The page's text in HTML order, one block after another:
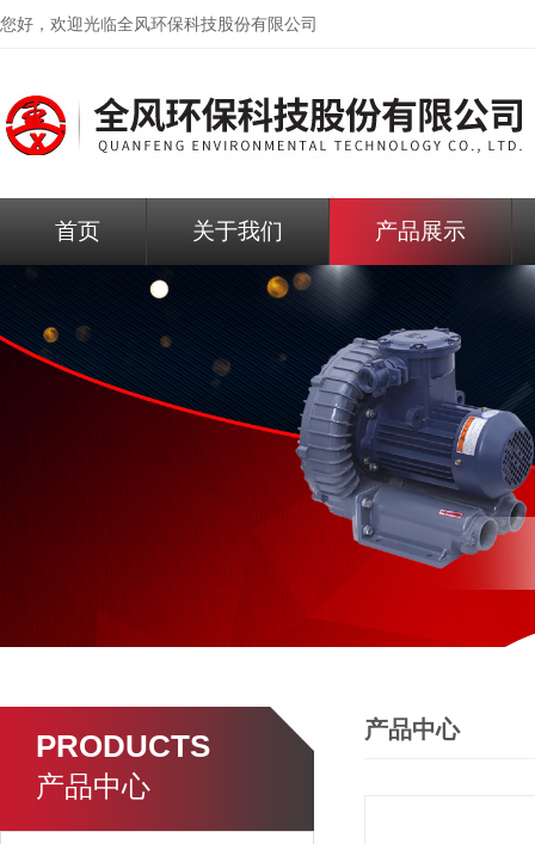
您好，欢迎光临全风环保科技股份有限公司
首页 关于我们 产品展示
PRODUCTS
产品中心
产品中心